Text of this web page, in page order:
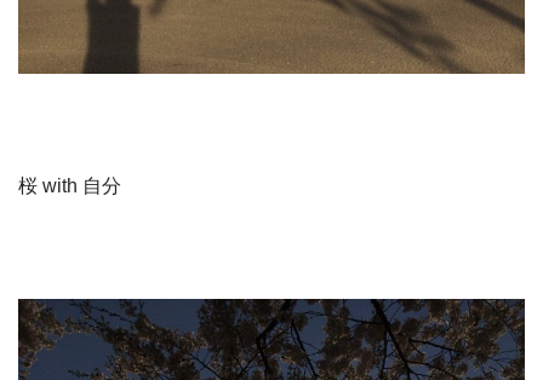
桜 with 自分